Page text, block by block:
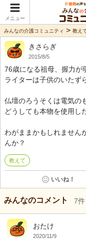
メニュー
みんなの介護コミュニティ > 教え
きさらぎ
2015/8/5
76歳になる祖母、握力が
ライターは子供のいたず
仏壇のろうそくは電気の
どうしても本物を使用し
わがままかもしれません
んか？
教えて
いいね！
みんなのコメント 7件
おたけ
2020/11/9